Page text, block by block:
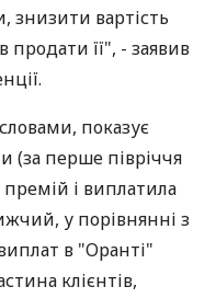
знизити вартість
продати її", - заявив
показує
(за перше півріччя
і виплатила
у порівнянні з
в "Оранті"
клієнтів,